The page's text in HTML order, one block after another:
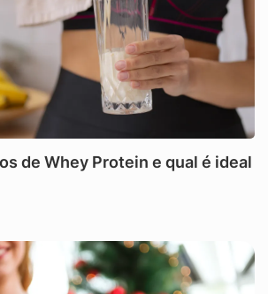
de Whey Protein e qual é ideal